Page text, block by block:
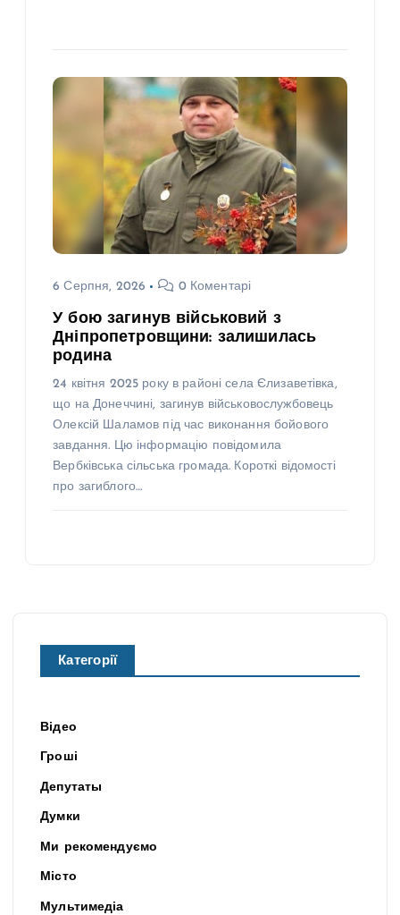
6 Серпня, 2026 0 Коментарі
У бою загинув військовий з
Дніпропетровщини: залишилась
родина
24 квітня 2025 року в районі села Єлизаветівка,
що на Донеччині, загинув військовослужбовець
Олексій Шаламов під час виконання бойового
завдання. Цю інформацію повідомила
Вербківська сільська громада. Короткі відомості
про загиблого…
Категорії
Відео
Гроші
Депутаты
Думки
Ми рекомендуємо
Місто
Мультимедіа